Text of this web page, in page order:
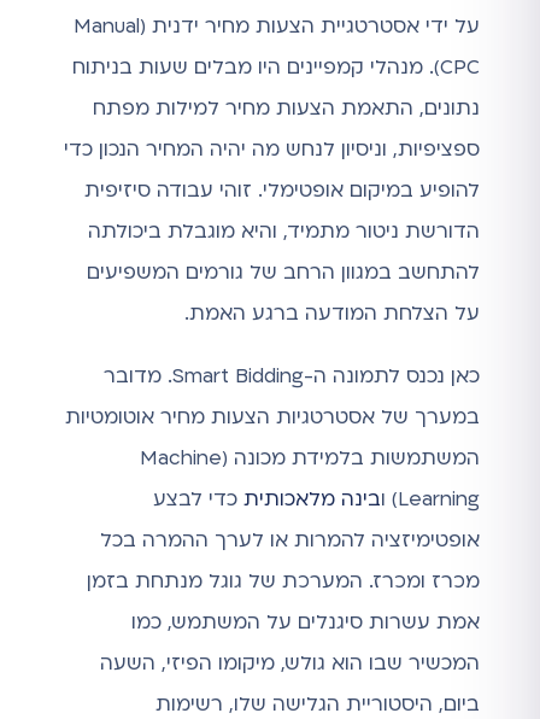
על ידי אסטרטגיית הצעות מחיר ידנית (Manual
CPC). מנהלי קמפיינים היו מבלים שעות בניתוח
נתונים, התאמת הצעות מחיר למילות מפתח
ספציפיות, וניסיון לנחש מה יהיה המחיר הנכון כדי
להופיע במיקום אופטימלי. זוהי עבודה סיזיפית
הדורשת ניטור מתמיד, והיא מוגבלת ביכולתה
להתחשב במגוון הרחב של גורמים המשפיעים
על הצלחת המודעה ברגע האמת.
כאן נכנס לתמונה ה-Smart Bidding. מדובר
במערך של אסטרטגיות הצעות מחיר אוטומטיות
המשתמשות בלמידת מכונה (Machine
Learning) ו
בינה מלאכותית כדי לבצע
אופטימיזציה להמרות או לערך ההמרה בכל
מכרז ומכרז. המערכת של גוגל מנתחת בזמן
אמת עשרות סיגנלים על המשתמש, כמו
המכשיר שבו הוא גולש, מיקומו הפיזי, השעה
ביום, היסטוריית הגלישה שלו, רשימות